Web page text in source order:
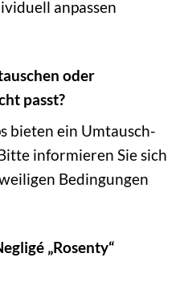
anpassen
oder
passt?
bieten ein Umtausch-
informieren Sie sich
Bedingungen
„Rosenty“